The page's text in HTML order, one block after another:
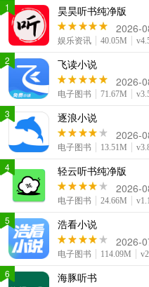
96款应用昊昊听书纯净版
2026-
娱乐资讯 40.05M
1
飞读小说
2026-
电子图书 71.67M
2
逐浪小说
2026-
电子图书 13.51M
3
轻云听书纯净版
2026-
电子图书 24.66M
4
浩看小说
2026-
电子图书 114.09M
5
海豚听书
6